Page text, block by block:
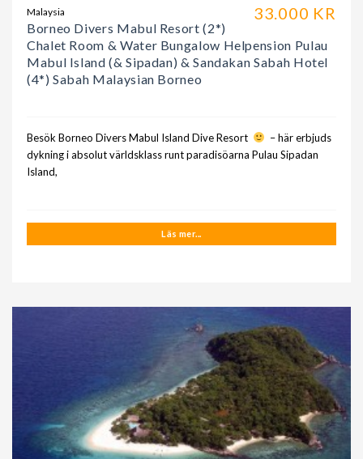
33.000 KR
Malaysia
Borneo Divers Mabul Resort (2*)
Chalet Room & Water Bungalow Helpension Pulau
Mabul Island (& Sipadan) & Sandakan Sabah Hotel
(4*) Sabah Malaysian Borneo
Besök Borneo Divers Mabul Island Dive Resort
– här erbjuds
dykning i absolut världsklass runt paradisöarna Pulau Sipadan
Island,
Läs mer...